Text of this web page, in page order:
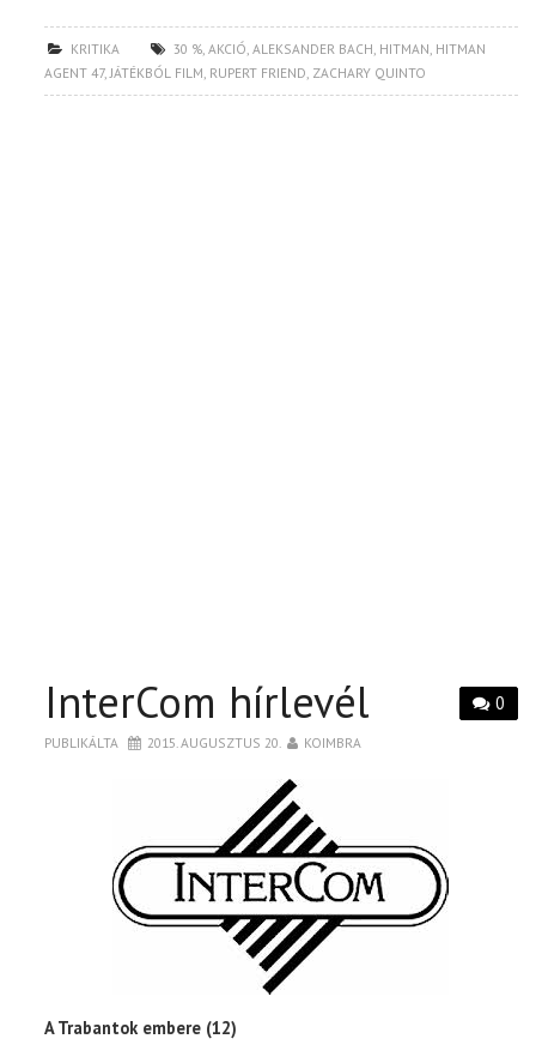
KRITIKA 30 %,AKCIÓ,ALEKSANDER BACH, HITMAN, HITMAN
AGENT 47,JÁTÉKBÓL FILM, RUPERT FRIEND, ZACHARY QUINTO
0
InterCom hírlevél
PUBLIKÁLTA 2015. AUGUSZTUS 20. KOIMBRA
A Trabantok embere (12)